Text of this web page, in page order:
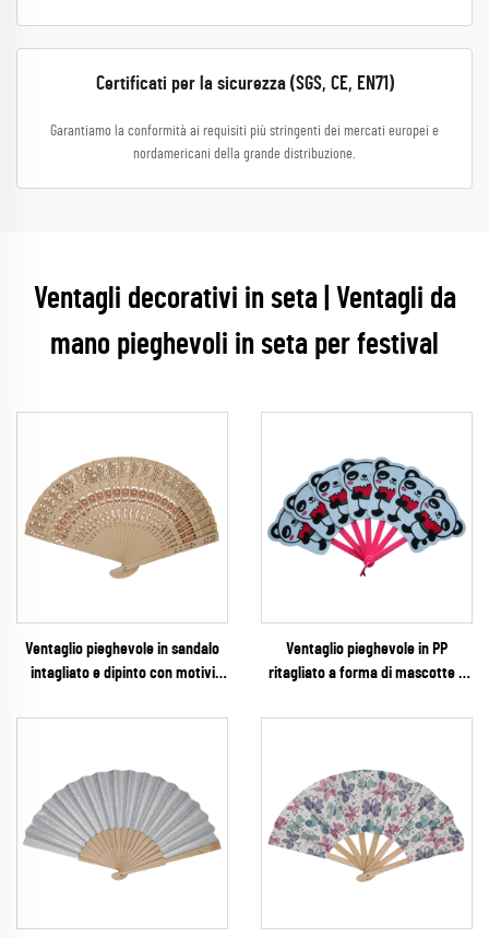
Certificati per la sicurezza (SGS, CE, EN71)
Garantiamo la conformità ai requisiti più stringenti dei mercati europei e
nordamericani della grande distribuzione.
Ventagli decorativi in seta | Ventagli da
mano pieghevoli in seta per festival
Ventaglio pieghevole in sandalo
intagliato e dipinto con motivi
legno filigranato d'ispirazione
favori boho e tè pomeridiani
Ventaglio pieghevole in PP
ritagliato a forma di mascotte –
plastica con silhouette cartoon di
zoologici e promozioni estive